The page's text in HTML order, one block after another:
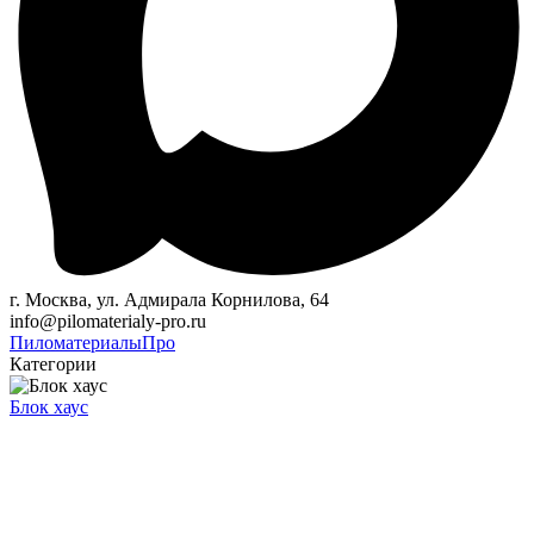
г. Москва, ул. Адмирала Корнилова, 64
info@pilomaterialy-pro.ru
ПиломатериалыПро
Категории
Блок хаус